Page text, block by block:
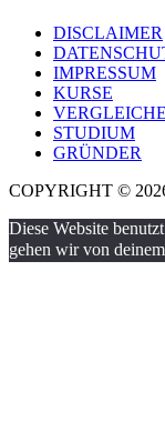
DISCLAIMER
IMPRESSUM
KURSE
VERGLEICHE
STUDIUM
GRÜNDER
COPYRIGHT ©
Diese Website
gehen wir von